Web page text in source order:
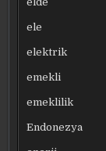
ele
elektrik
emekli
emeklilik
Endonezya